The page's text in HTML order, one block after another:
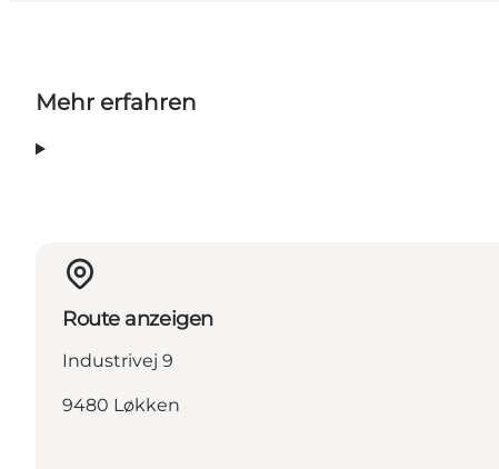
Mehr erfahren
Route anzeigen
Industrivej 9
9480 Løkken